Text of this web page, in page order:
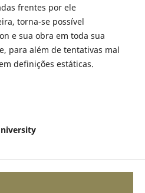
frentes por ele
torna-se possível
e sua obra em toda sua
para além de tentativas mal
definições estáticas.